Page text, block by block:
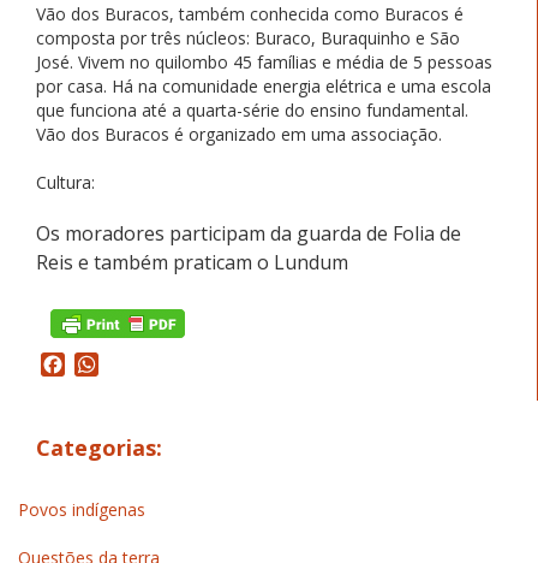
Vão dos Buracos, também conhecida como Buracos é
composta por três núcleos: Buraco, Buraquinho e São
José. Vivem no quilombo 45 famílias e média de 5 pessoas
por casa. Há na comunidade energia elétrica e uma escola
que funciona até a quarta-série do ensino fundamental.
Vão dos Buracos é organizado em uma associação.
Cultura:
Os moradores participam da guarda de Folia de
Reis e também praticam o Lundum
Facebook
Categorias:
Povos indígenas
Questões da terra